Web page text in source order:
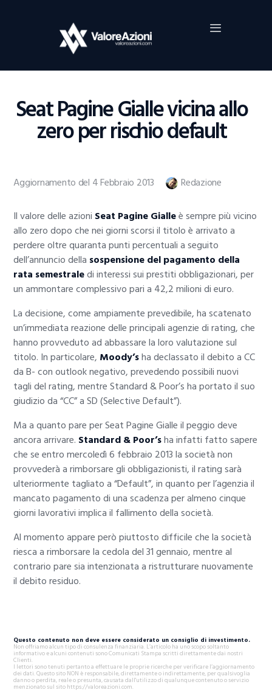
Seat Pagine Gialle vicina allo
zero per rischio default
Home
Investimenti
Borsa
Guide Al Trading
Criptovalute
Aggiornamento del 4 Febbraio 2013 Redazione
Il valore delle azioni Seat Pagine Gialleè sempre più vicino
allo zero dopo che nei giorni scorsi il titolo è arrivato a
perdere oltre quaranta punti percentuali a seguito
dell’annuncio della sospensione del pagamento della
rata semestraledi interessi sui prestiti obbligazionari, per
un ammontare complessivo pari a 42,2 milioni di euro.
La decisione, come ampiamente prevedibile, ha scatenato
un’immediata reazione delle principali agenzie di rating, che
hanno provveduto ad abbassare la loro valutazione sul
titolo. In particolare, Moody’sha declassato il debito a CC
da B- con outlook negativo, prevedendo possibili nuovi
tagli del rating, mentre Standard & Poor’s ha portato il suo
giudizio da “CC” a SD (Selective Default”).
Ma a quanto pare per Seat Pagine Gialle il peggio deve
ancora arrivare. Standard & Poor’sha infatti fatto sapere
che se entro mercoledì 6 febbraio 2013 la società non
provvederà a rimborsare gli obbligazionisti, il rating sarà
ulteriormente tagliato a “Default”, in quanto per l’agenzia il
mancato pagamento di una scadenza per almeno cinque
giorni lavorativi implica il fallimento della società.
Al momento appare però piuttosto difficile che la società
riesca a rimborsare la cedola del 31 gennaio, mentre al
contrario pare sia intenzionata a ristrutturare nuovamente
il debito residuo.
Questo contenuto non deve essere considerato un consiglio di investimento.
Non offriamo alcun tipo di consulenza finanziaria. L’articolo ha uno scopo soltanto
informativo e alcuni contenuti sono Comunicati Stampa scritti direttamente dai nostri
Clienti.
I lettori sono tenuti pertanto a effettuare le proprie ricerche per verificare l’aggiornamento
dei dati. Questo sito NON è responsabile, direttamente o indirettamente, per qualsivoglia
danno o perdita, reale o presunta, causata dall'utilizzo di qualunque contenuto o servizio
menzionato sul sito https://valoreazioni.com.